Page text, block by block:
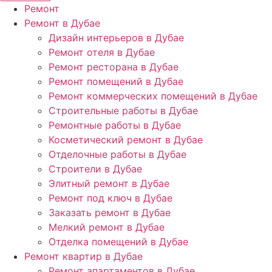
Ремонт
Ремонт в Дубае
Дизайн интерьеров в Дубае
Ремонт отеля в Дубае
Ремонт ресторана в Дубае
Ремонт помещений в Дубае
Ремонт коммерческих помещений в Дубае
Строительные работы в Дубае
Ремонтные работы в Дубае
Косметический ремонт в Дубае
Отделочные работы в Дубае
Строители в Дубае
Элитный ремонт в Дубае
Ремонт под ключ в Дубае
Заказать ремонт в Дубае
Мелкий ремонт в Дубае
Отделка помещений в Дубае
Ремонт квартир в Дубае